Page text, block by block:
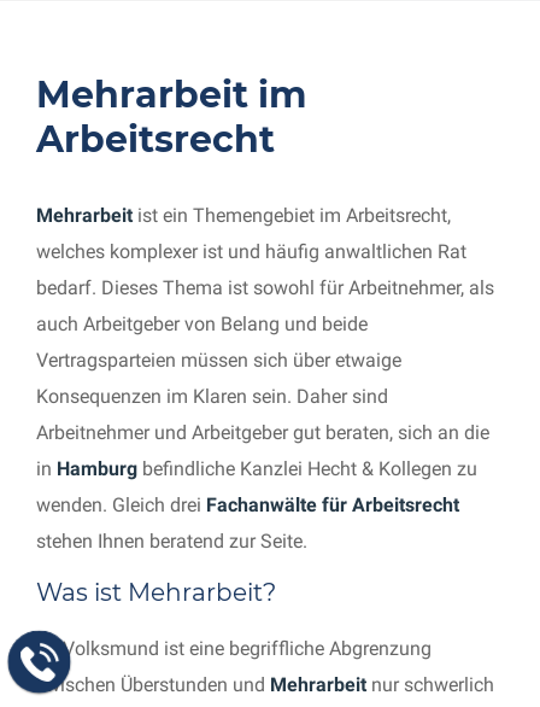
Mehrarbeit im
Arbeitsrecht
Mehrarbeit ist ein Themengebiet im Arbeitsrecht,
welches komplexer ist und häufig anwaltlichen Rat
bedarf. Dieses Thema ist sowohl für Arbeitnehmer, als
auch Arbeitgeber von Belang und beide
Vertragsparteien müssen sich über etwaige
Konsequenzen im Klaren sein. Daher sind
Arbeitnehmer und Arbeitgeber gut beraten, sich an die
in Hamburg befindliche Kanzlei Hecht & Kollegen zu
wenden. Gleich drei Fachanwälte für Arbeitsrecht
stehen Ihnen beratend zur Seite.
Was ist Mehrarbeit?
Im Volksmund ist eine begriffliche Abgrenzung
zwischen Überstunden und Mehrarbeit nur schwerlich